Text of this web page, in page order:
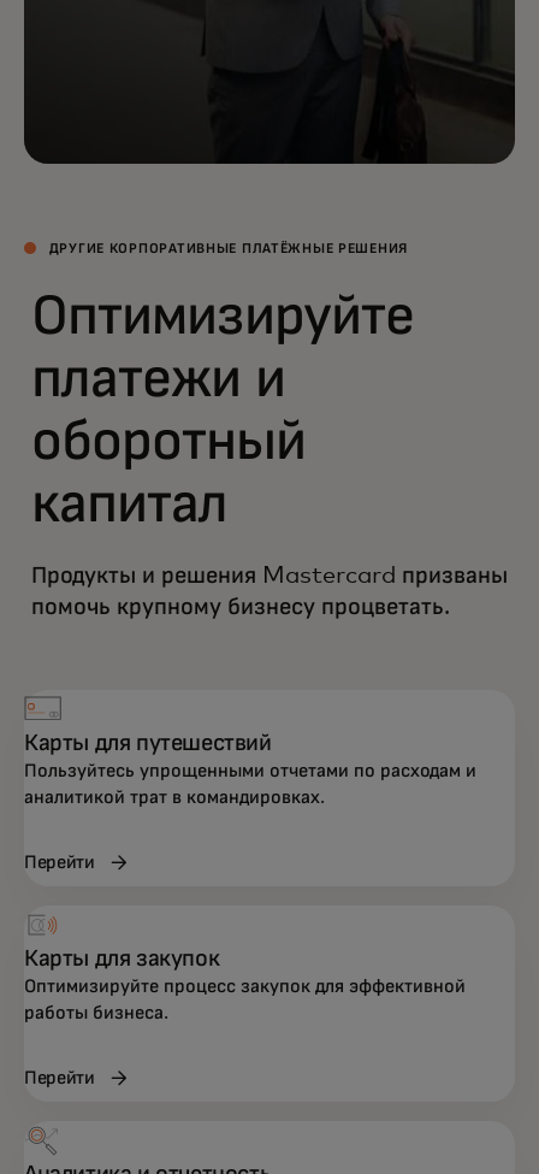
ДРУГИЕ КОРПОРАТИВНЫЕ ПЛАТЁЖНЫЕ РЕШЕНИЯ
Оптимизируйте
платежи и
оборотный
капитал
Продукты и решения Mastercard призваны
помочь крупному бизнесу процветать.
Карты для путешествий
Пользуйтесь упрощенными отчетами по расходам и
аналитикой трат в командировках.
Перейти
Карты для закупок
Оптимизируйте процесс закупок для эффективной
работы бизнеса.
Перейти